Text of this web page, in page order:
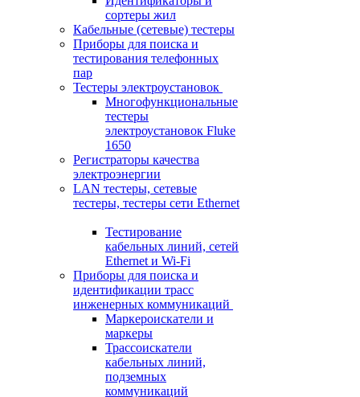
сортеры жил
Кабельные (сетевые) тестеры
Приборы для поиска и
тестирования телефонных
пар
Тестеры электроустановок
Многофункциональные
тестеры
электроустановок Fluke
1650
Регистраторы качества
электроэнергии
LAN тестеры, сетевые
тестеры, тестеры сети Ethernet
Тестирование
кабельных линий, сетей
Ethernet и Wi-Fi
Приборы для поиска и
идентификации трасс
инженерных коммуникаций
Маркероискатели и
маркеры
Трассоискатели
кабельных линий,
подземных
коммуникаций